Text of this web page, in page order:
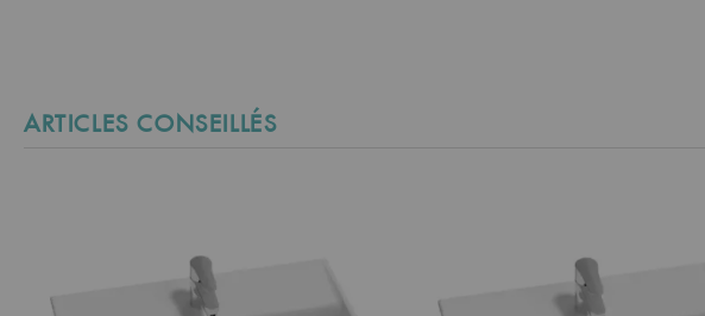
ARTICLES CONSEILLÉS